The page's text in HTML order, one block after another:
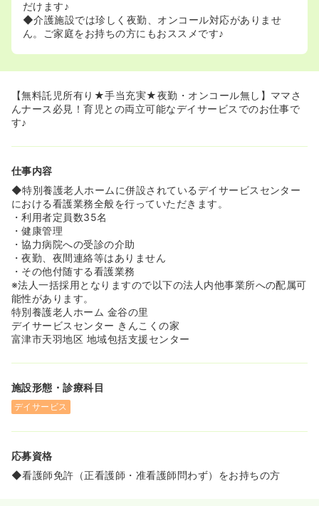
だけます♪
◆介護施設では珍しく夜勤、オンコール対応がありませ
ん。ご家庭をお持ちの方にもおススメです♪
【無料託児所有り★手当充実★夜勤・オンコール無し】ママさ
んナース必見！育児との両立可能なデイサービスでのお仕事で
す♪
仕事内容
◆特別養護老人ホームに併設されているデイサービスセンター
における看護業務全般を行っていただきます。
・利用者定員数35名
・健康管理
・協力病院への受診の介助
・夜勤、夜間連絡等はありません
・その他付随する看護業務
※法人一括採用となりますので以下の法人内他事業所への配属可
能性があります。
特別養護老人ホーム 金谷の里
デイサービスセンター きんこくの家
富津市天羽地区 地域包括支援センター
施設形態・診療科目
デイサービス
応募資格
◆看護師免許（正看護師・准看護師問わず）をお持ちの方